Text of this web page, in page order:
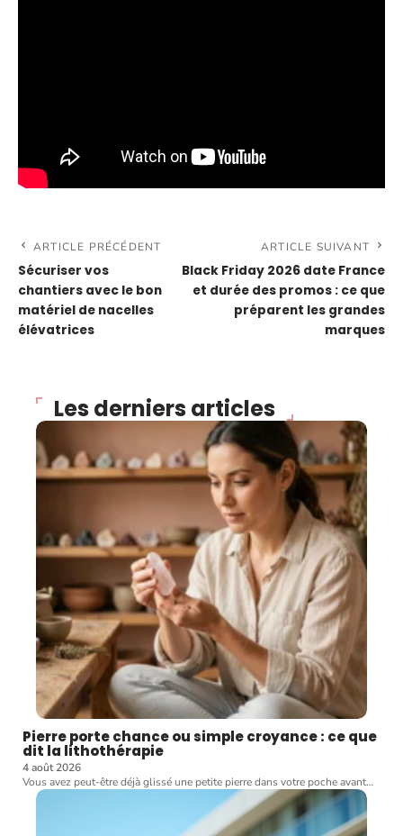
ARTICLE PRÉCÉDENT
Sécuriser vos
chantiers avec le bon
matériel de nacelles
élévatrices
ARTICLE SUIVANT
Black Friday 2026 date France
et durée des promos : ce que
préparent les grandes
marques
Les derniers articles
Pierre porte chance ou simple croyance : ce que
dit la lithothérapie
4 août 2026
Vous avez peut-être déjà glissé une petite pierre dans votre poche avant…